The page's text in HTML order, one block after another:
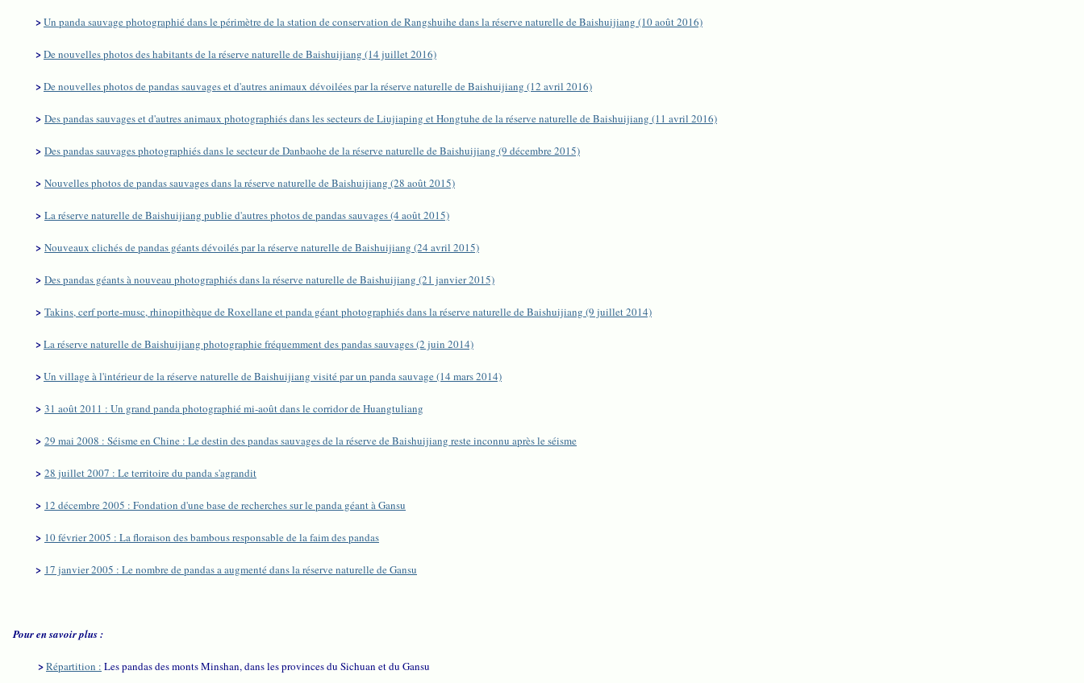
>Un panda sauvage photographié dans le périmètre de la station de conservation de Rangshuihe dans la réserve naturelle de Baishuijiang (10 août 2016)
>De nouvelles photos des habitants de la réserve naturelle de Baishuijiang (14 juillet 2016)
>De nouvelles photos de pandas sauvages et d'autres animaux dévoilées par la réserve naturelle de Baishuijiang (12 avril 2016)
> Des pandas sauvages et d'autres animaux photographiés dans les secteurs de Liujiaping et Hongtuhe de la réserve naturelle de Baishuijiang (11 avril 2016)
> Des pandas sauvages photographiés dans le secteur de Danbaohe de la réserve naturelle de Baishuijiang (9 décembre 2015)
> Nouvelles photos de pandas sauvages dans la réserve naturelle de Baishuijiang (28 août 2015)
> La réserve naturelle de Baishuijiang publie d'autres photos de pandas sauvages (4 août 2015)
> Nouveaux clichés de pandas géants dévoilés par la réserve naturelle de Baishuijiang (24 avril 2015)
> Des pandas géants à nouveau photographiés dans la réserve naturelle de Baishuijiang (21 janvier 2015)
> Takins, cerf porte-musc, rhinopithèque de Roxellane et panda géant photographiés dans la réserve naturelle de Baishuijiang (9 juillet 2014)
>La réserve naturelle de Baishuijiang photographie fréquemment des pandas sauvages (2 juin 2014)
>Un village à l'intérieur de la réserve naturelle de Baishuijiang visité par un panda sauvage (14 mars 2014)
> 31 août 2011 : Un grand panda photographié mi-août dans le corridor de Huangtuliang
> 29 mai 2008 : Séisme en Chine : Le destin des pandas sauvages de la réserve de Baishuijiang reste inconnu après le séisme
> 28 juillet 2007 : Le territoire du panda s'agrandit
> 12 décembre 2005 : Fondation d'une base de recherches sur le panda géant à Gansu
> 10 février 2005 : La floraison des bambous responsable de la faim des pandas
> 17 janvier 2005 : Le nombre de pandas a augmenté dans la réserve naturelle de Gansu
Pour en savoir plus :
>Répartition : Les pandas des monts Minshan, dans les provinces du Sichuan et du Gansu